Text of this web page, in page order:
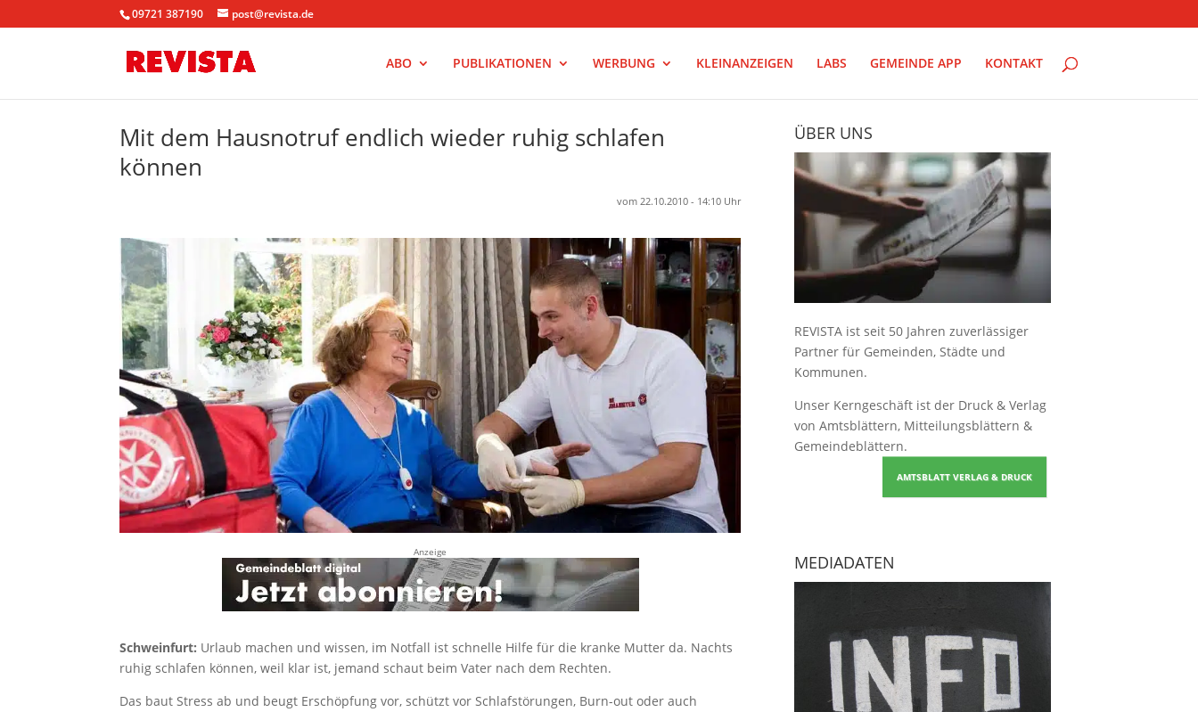
09721 387190 post@revista.de
ABO PUBLIKATIONEN WERBUNG KLEINANZEIGEN LABS GEMEINDE APP KONTAKT
Mit dem Hausnotruf endlich wieder ruhig schlafen
können
vom 22.10.2010 - 14:10 Uhr
Anzeige
Schweinfurt: Urlaub machen und wissen, im Notfall ist schnelle Hilfe für die kranke Mutter da. Nachts
ruhig schlafen können, weil klar ist, jemand schaut beim Vater nach dem Rechten.
Das baut Stress ab und beugt Erschöpfung vor, schützt vor Schlafstörungen, Burn-out oder auch
ÜBER UNS
REVISTA ist seit 50 Jahren zuverlässiger
Partner für Gemeinden, Städte und
Kommunen.
Unser Kerngeschäft ist der Druck & Verlag
von Amtsblättern, Mitteilungsblättern &
Gemeindeblättern.
AMTSBLATT VERLAG & DRUCK
MEDIADATEN